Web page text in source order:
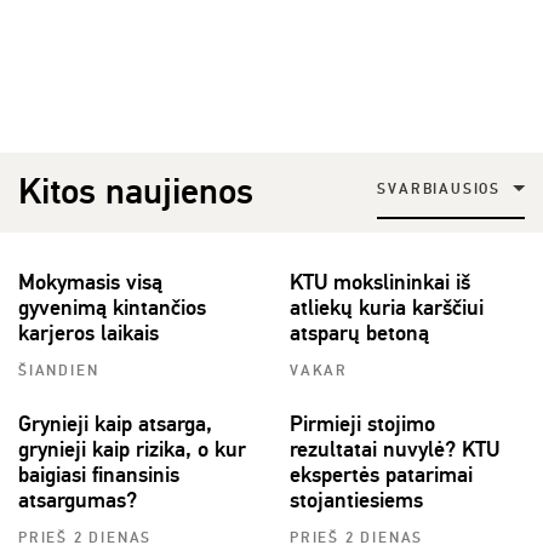
Kitos naujienos SVARBIAUSIOS
Mokymasis visą
gyvenimą kintančios
karjeros laikais
ŠIANDIEN
KTU mokslininkai iš
atliekų kuria karščiui
atsparų betoną
VAKAR
Grynieji kaip atsarga,
grynieji kaip rizika, o kur
baigiasi finansinis
atsargumas?
PRIEŠ 2 DIENAS
Pirmieji stojimo
rezultatai nuvylė? KTU
ekspertės patarimai
stojantiesiems
PRIEŠ 2 DIENAS